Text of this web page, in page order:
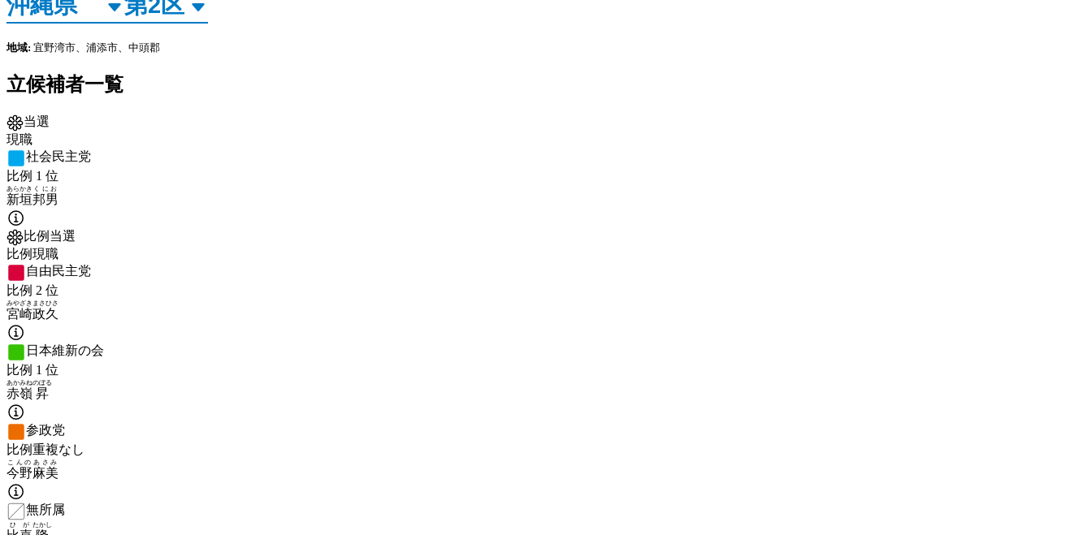
地域: 宜野湾市、浦添市、中頭郡
立候補者一覧
当選
現職
社会民主党
比例 1 位
新垣
あらかき
邦男
くにお
比例当選
比例現職
自由民主党
比例 2 位
宮崎
みやざき
政久
まさひさ
日本維新の会
比例 1 位
赤嶺
あかみね
昇
のぼる
参政党
比例重複なし
今野
こんの
麻美
あさみ
無所属
ひが たかし